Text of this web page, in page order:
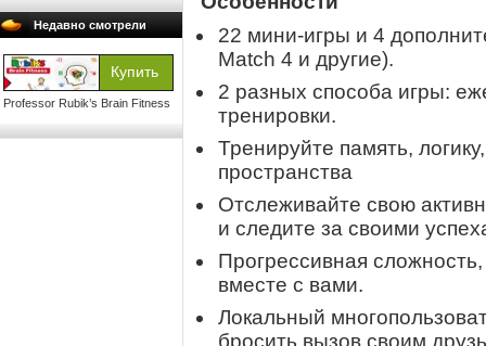
Недавно смотрели
Professor Rubik’s Brain Fitness
22 мини-игры и 4
Match 4 и другие).
2 разных способа игры:
тренировки.
Тренируйте память,
пространства
Отслеживайте свою
и следите за своими
Прогрессивная
вместе с вами.
Локальный
бросить вызов своим